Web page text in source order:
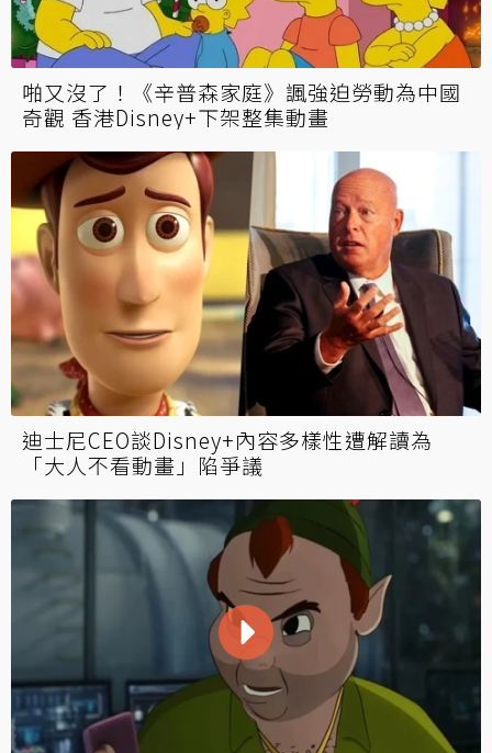
啪又沒了！《辛普森家庭》諷強迫勞動為中國
奇觀 香港Disney+下架整集動畫
迪士尼CEO談Disney+內容多樣性遭解讀為
「大人不看動畫」陷爭議